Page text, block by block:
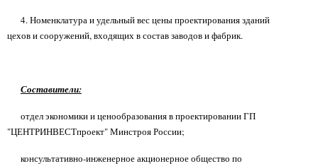
4. Номенклатура и удельный вес цены проектирования зданий
цехов и сооружений, входящих в состав заводов и фабрик.
Составители:
отдел экономики и ценообразования в проектировании ГП
"ЦЕНТРИНВЕСТпроект" Минстроя России;
консультативно-инженерное акционерное общество по